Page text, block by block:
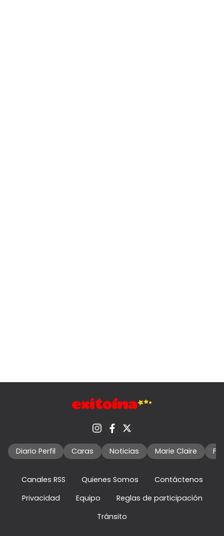
Diario Perfil Caras Noticias Marie Claire
Canales RSS Quienes Somos
Contáctenos
Privacidad
Equipo
Reglas de participación
Tránsito